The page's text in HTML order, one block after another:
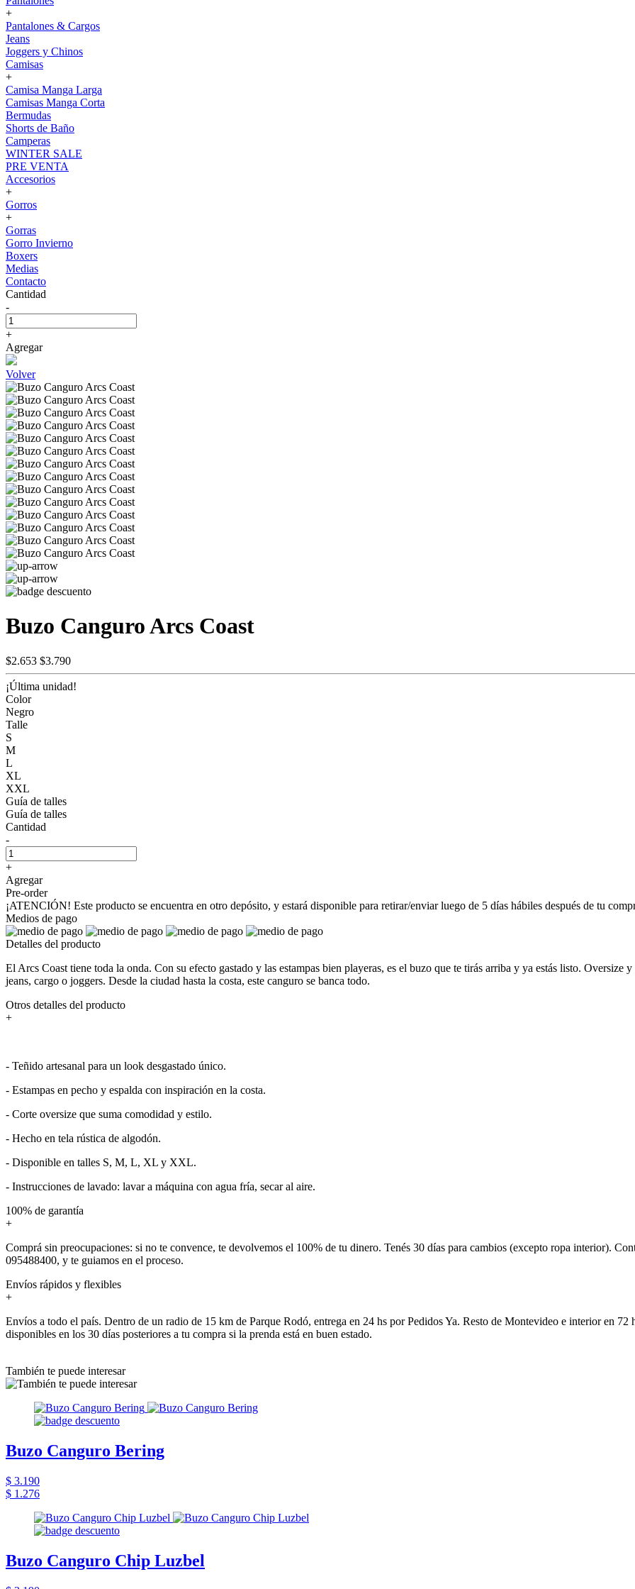
+
Pantalones & Cargos
Jeans
Joggers y Chinos
Camisas
+
Camisa Manga Larga
Camisas Manga Corta
Bermudas
Shorts de Baño
Camperas
WINTER SALE
PRE VENTA
Accesorios
+
Gorros
+
Gorras
Gorro Invierno
Boxers
Medias
Contacto
Cantidad
-
+
Agregar
Volver
Buzo Canguro Arcs Coast
$2.653 $3.790
¡Última unidad!
Color
Negro
Talle
S
M
L
XL
XXL
Guía de talles
Guía de talles
Cantidad
-
+
Agregar
Pre-order
¡ATENCIÓN! Este producto se encuentra en otro depósito, y estará disponible para retirar/enviar luego de 5 días hábiles después de tu
Medios de pago
Detalles del producto
El Arcs Coast tiene toda la onda. Con su efecto gastado y las estampas bien playeras, es el buzo que te tirás arriba y ya estás listo.
jeans, cargo o joggers. Desde la ciudad hasta la costa, este canguro se banca todo.
Otros detalles del producto
+
- Teñido artesanal para un look desgastado único.
- Estampas en pecho y espalda con inspiración en la costa.
- Corte oversize que suma comodidad y estilo.
- Hecho en tela rústica de algodón.
- Disponible en talles S, M, L, XL y XXL.
- Instrucciones de lavado: lavar a máquina con agua fría, secar al aire.
100% de garantía
+
Comprá sin preocupaciones: si no te convence, te devolvemos el 100% de tu dinero. Tenés 30 días para cambios (excepto ropa interior).
095488400, y te guiamos en el proceso.
Envíos rápidos y flexibles
+
Envíos a todo el país. Dentro de un radio de 15 km de Parque Rodó, entrega en 24 hs por Pedidos Ya. Resto de Montevideo e interior en
disponibles en los 30 días posteriores a tu compra si la prenda está en buen estado.
También te puede interesar
Buzo Canguro Bering
$ 3.190
$ 1.276
Buzo Canguro Chip Luzbel